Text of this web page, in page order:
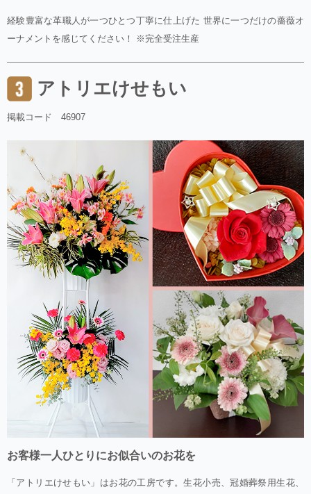
経験豊富な革職人が一つひとつ丁寧に仕上げた 世界に一つだけの薔薇オ
ーナメントを感じてください！ ※完全受注生産
アトリエけせもい
掲載コード 46907
お客様一人ひとりにお似合いのお花を
「アトリエけせもい」はお花の工房です。生花小売、冠婚葬祭用生花、